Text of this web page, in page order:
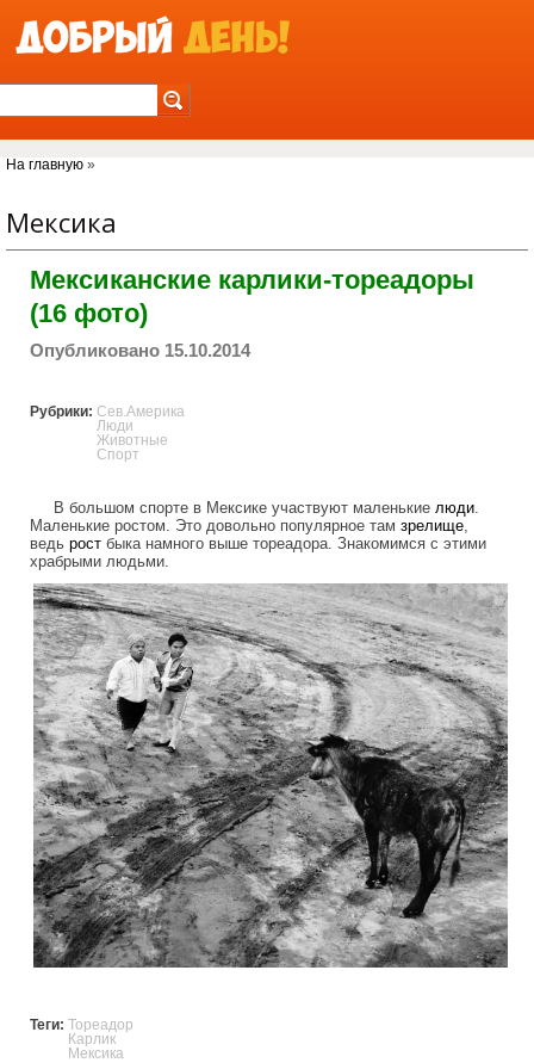
Вы здесь
На главную »
Мексика
Мексиканские карлики-тореадоры
(16 фото)
Опубликовано 15.10.2014
Рубрики: Сев.Америка
Люди
Животные
Спорт
В большом спорте в Мексике участвуют маленькие люди.
Маленькие ростом. Это довольно популярное там зрелище,
ведь рост быка намного выше тореадора. Знакомимся с этими
храбрыми людьми.
mexican_dwarf_toreador.jpg
Теги:
Тореадор
Карлик
Мексика